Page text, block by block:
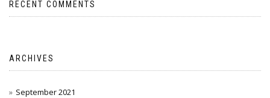
RECENT COMMENTS
ARCHIVES
September 2021